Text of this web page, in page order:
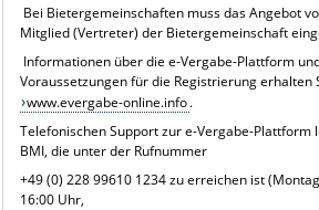
Bei Bietergemeinschaften muss das Angebot
Mitglied (Vertreter) der Bietergemeinschaft
Informationen über die e-Vergabe-Plattform
Voraussetzungen für die Registrierung erhalten
www.evergabe-online.info.
Telefonischen Support zur e-Vergabe-Plattform
BMI, die unter der Rufnummer
+49 (0) 228 99610 1234 zu erreichen ist
16:00 Uhr,